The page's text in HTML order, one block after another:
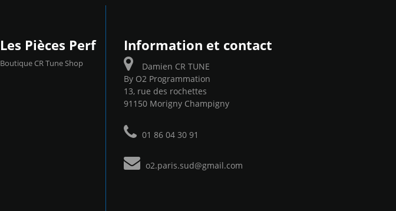
Les Pièces Perf
Boutique CR Tune Shop
Information et contact
Damien CR TUNE
By O2 Programmation
13, rue des rochettes
91150 Morigny Champigny
01 86 04 30 91
o2.paris.sud@gmail.com